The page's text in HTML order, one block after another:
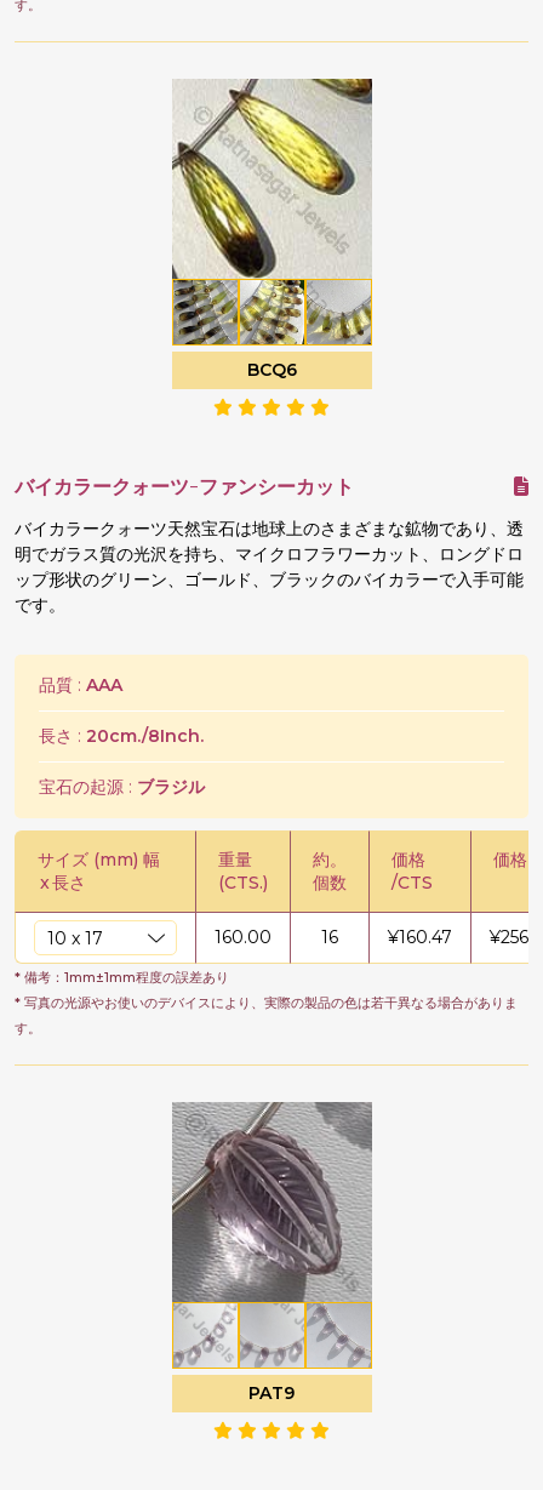
す。
BCQ6
バイカラークォーツ-ファンシーカット
バイカラークォーツ天然宝石は地球上のさまざまな鉱物であり、透
明でガラス質の光沢を持ち、マイクロフラワーカット、ロングドロ
ップ形状のグリーン、ゴールド、ブラックのバイカラーで入手可能
です。
品質 : AAA
長さ : 20cm./8Inch.
宝石の起源 : ブラジル
サイズ (mm) 幅
x長さ
重量
(CTS.)
約。
個数
価格
/CTS
価格 /
160.00 16 ¥160.47 ¥
* 備考：1mm±1mm程度の誤差あり
* 写真の光源やお使いのデバイスにより、実際の製品の色は若干異なる場合がありま
す。
PAT9